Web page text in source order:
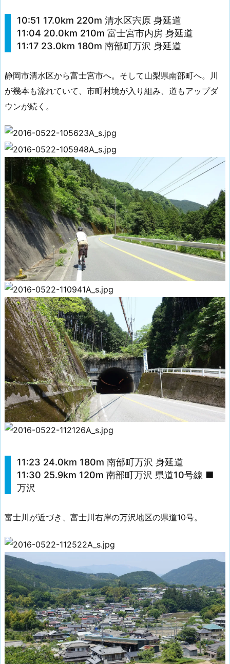
10:51 17.0km 220m 清水区宍原 身延道
11:04 20.0km 210m 富士宮市内房 身延道
11:17 23.0km 180m 南部町万沢 身延道
静岡市清水区から富士宮市へ。そして山梨県南部町へ。川
が幾本も流れていて、市町村境が入り組み、道もアップダ
ウンが続く。
11:23 24.0km 180m 南部町万沢 身延道
11:30 25.9km 120m 南部町万沢 県道10号線 ■
万沢
富士川が近づき、富士川右岸の万沢地区の県道10号。